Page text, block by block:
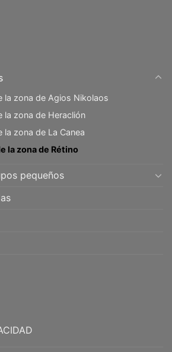
la zona de Agios Nikolaos
la zona de Heraclión
la zona de La Canea
la zona de Rétino
pequeños